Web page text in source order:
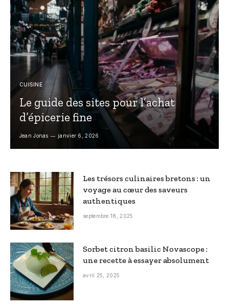
CUISINE
Le guide des sites pour l’achat
d’épicerie fine
Jean Jonas janvier 6, 2026
Les trésors culinaires bretons : un
voyage au cœur des saveurs
authentiques
septembre 18, 2025
Sorbet citron basilic Novascope :
une recette à essayer absolument
avril 25, 2025